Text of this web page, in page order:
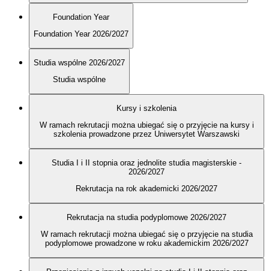
Foundation Year
Foundation Year 2026/2027
Studia wspólne 2026/2027
Studia wspólne
Kursy i szkolenia
W ramach rekrutacji można ubiegać się o przyjęcie na kursy i
szkolenia prowadzone przez Uniwersytet Warszawski
Studia I i II stopnia oraz jednolite studia magisterskie -
2026/2027
Rekrutacja na rok akademicki 2026/2027
Rekrutacja na studia podyplomowe 2026/2027
W ramach rekrutacji można ubiegać się o przyjęcie na studia
podyplomowe prowadzone w roku akademickim 2026/2027